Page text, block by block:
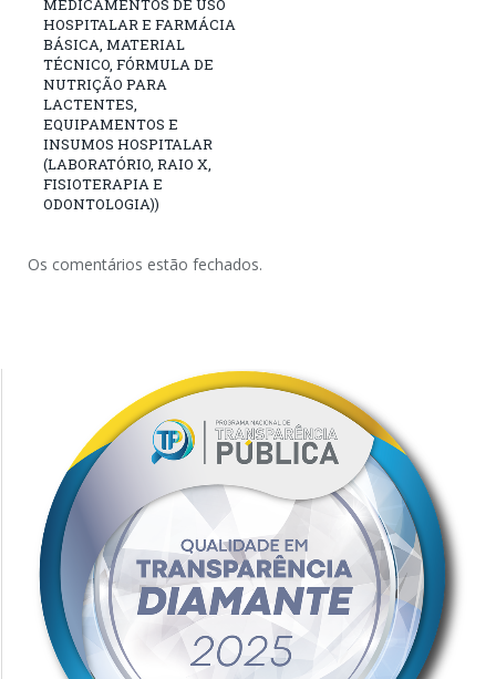
MEDICAMENTOS DE USO
HOSPITALAR E FARMÁCIA
BÁSICA, MATERIAL
TÉCNICO, FÓRMULA DE
NUTRIÇÃO PARA
LACTENTES,
EQUIPAMENTOS E
INSUMOS HOSPITALAR
(LABORATÓRIO, RAIO X,
FISIOTERAPIA E
ODONTOLOGIA))
Os comentários estão fechados.